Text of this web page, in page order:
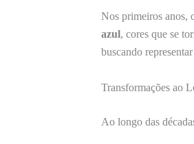
Nos primeiros anos,
azul, cores que se
buscando
Transformações ao
Ao longo das